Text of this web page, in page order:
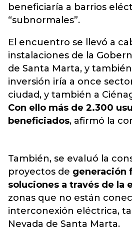
beneficiaría a barrios
“subnormales”.
El encuentro se llevó a
instalaciones de la
de Santa Marta, y
inversión iría a once
ciudad, y también a
Con ello más de 2.300
beneficiados, afirmó la
También, se evaluó la
proyectos de generación
soluciones a través de la
zonas que no están
interconexión eléctrica,
Nevada de Santa Marta.